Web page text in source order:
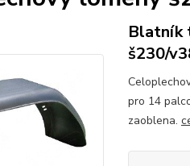
Blatník
š230/
pro 14
zaoblena.